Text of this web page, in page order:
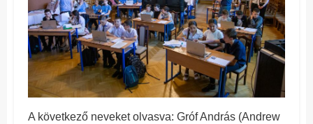
A következő neveket olvasva: Gróf András (Andrew